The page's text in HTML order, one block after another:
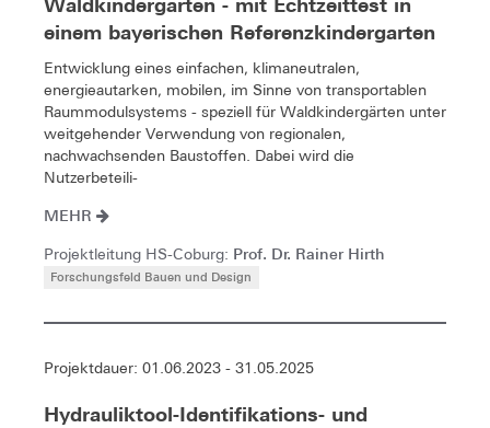
einem bayerischen Referenzkindergarten
Entwicklung eines einfachen, klimaneutralen,
energieautarken, mobilen, im Sinne von transportablen
Raummodulsystems - speziell für Waldkindergärten unter
weitgehender Verwendung von regionalen,
nachwachsenden Baustoffen. Dabei wird die
Nutzerbeteili-
MEHR
Projektleitung HS-Coburg: Prof. Dr. Rainer Hirth
Forschungsfeld Bauen und Design
Projektdauer: 01.06.2023 - 31.05.2025
Hydrauliktool-Identifikations- und